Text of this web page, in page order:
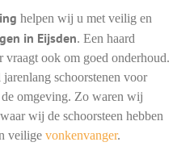
helpen wij u met veilig en
in Eijsden. Een haard
vraagt ook om goed onderhoud.
schoorstenen voor
omgeving. Zo waren wij
wij de schoorsteen hebben
veilige vonkenvanger.